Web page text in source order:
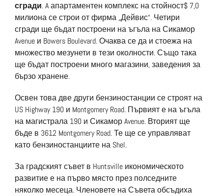
сгради. A апартаментен комплекс на стойност$ 7,0
милиона се строи от фирма „Дейвис“. Четири
сгради ще бъдат построени на ъгъла на Сикамор
Avenue и Bowers Boulevard. Очаква се да и стоежа на
множество мезунети в тези околности. Също така
ще бъдат построени много магазини, заведения за
бързо хранене.
Освен това две други бензиностанции се строят на
US Highway 190 и Montgomery Road. Първият е на ъгъла
на магистрала 190 и Сикамор Avenue. Вторият ще
бъде в 3612 Montgomery Road. Те ще се управляват
като бензиностанциите на Shel.
За градският съвет в Huntsville икономическото
развитие е на първо място през полседните
няколко месеца. Членовете на Съвета обсъдиха